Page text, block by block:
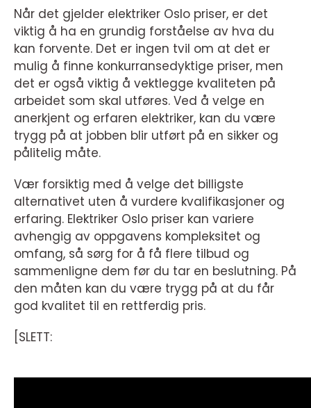
Når det gjelder elektriker Oslo priser, er det
viktig å ha en grundig forståelse av hva du
kan forvente. Det er ingen tvil om at det er
mulig å finne konkurransedyktige priser, men
det er også viktig å vektlegge kvaliteten på
arbeidet som skal utføres. Ved å velge en
anerkjent og erfaren elektriker, kan du være
trygg på at jobben blir utført på en sikker og
pålitelig måte.
Vær forsiktig med å velge det billigste
alternativet uten å vurdere kvalifikasjoner og
erfaring. Elektriker Oslo priser kan variere
avhengig av oppgavens kompleksitet og
omfang, så sørg for å få flere tilbud og
sammenligne dem før du tar en beslutning. På
den måten kan du være trygg på at du får
god kvalitet til en rettferdig pris.
[SLETT: